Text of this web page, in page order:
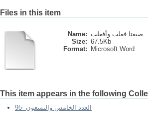
Files in this item
Name:
...
Size: 67.5Kb
Format:
Microsoft Word
This item appears in the following
95- العدد الخامس والتسعون